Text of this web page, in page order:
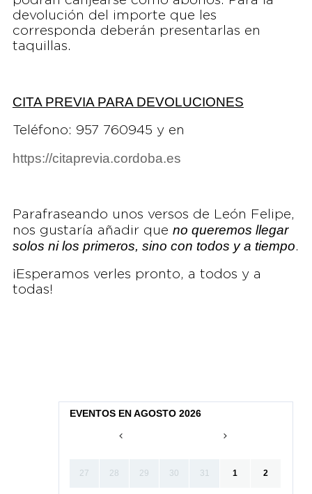
devolución del importe que les
corresponda deberán presentarlas en
taquillas.
CITA PREVIA PARA DEVOLUCIONES
Teléfono: 957 760945 y en
https://citaprevia.cordoba.es
Parafraseando unos versos de León Felipe,
nos gustaría añadir que no queremos llegar
solos ni los primeros, sino con todos y a tiempo.
¡Esperamos verles pronto, a todos y a
todas!
EVENTOS EN AGOSTO 2026
27 28 29 30 31 1 2